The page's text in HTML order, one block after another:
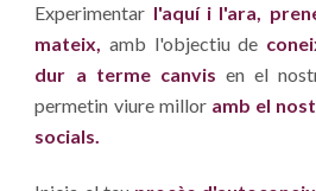
Experimentar l'aquí i l'ara,
mateix, amb l'objectiu de
dur a terme canvis en el
permetin viure millor amb el
socials.